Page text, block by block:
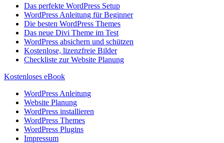
Das perfekte WordPress Setup
WordPress Anleitung für Beginner
Die besten WordPress Themes
Das neue Divi Theme im Test
WordPress absichern und schützen
Kostenlose, lizenzfreie Bilder
Checkliste zur Website Planung
Kostenloses eBook
WordPress Anleitung
Website Planung
WordPress installieren
WordPress Themes
WordPress Plugins
Impressum